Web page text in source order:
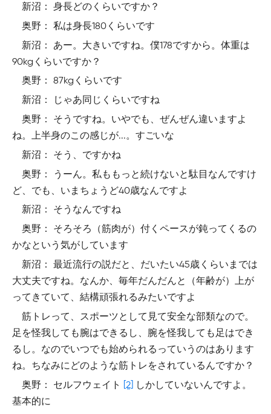
新沼： 身長どのくらいですか？
奥野： 私は身長180くらいです
新沼： あー。大きいですね。僕178ですから。体重は
90kgくらいですか？
奥野： 87kgくらいです
新沼： じゃあ同じくらいですね
奥野： そうですね。いやでも、ぜんぜん違いますよ
ね。上半身のこの感じが...。すごいな
新沼： そう、ですかね
奥野： うーん。私ももっと続けないと駄目なんですけ
ど、でも、いまちょうど40歳なんですよ
新沼： そうなんですね
奥野： そろそろ（筋肉が）付くペースが鈍ってくるの
かなという気がしています
新沼： 最近流行の説だと、だいたい45歳くらいまでは
大丈夫ですね。なんか、毎年だんだんと（年齢が）上が
ってきていて、結構頑張れるみたいですよ
筋トレって、スポーツとして見て安全な部類なので。
足を怪我しても腕はできるし、腕を怪我しても足はでき
るし。なのでいつでも始められるっていうのはあります
ね。ちなみにどのような筋トレをされているんですか？
奥野： セルフウェイト [2] しかしていないんですよ。
基本的に